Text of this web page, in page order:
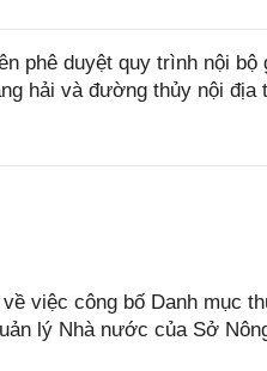
phê duyệt quy trình nội bộ
hải và đường thủy nội địa
việc công bố Danh mục
lý Nhà nước của Sở